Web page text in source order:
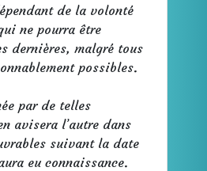
de la volonté
ne pourra être
dernières, malgré tous
possibles.
par de telles
avisera l’autre dans
suivant la date
eu connaissance.